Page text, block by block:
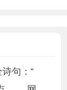
句：“